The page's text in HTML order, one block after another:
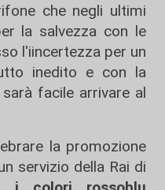
che negli ultimi
la salvezza con le
l'iincertezza per un
inedito e con la
facile arrivare al
la promozione
servizio della Rai di